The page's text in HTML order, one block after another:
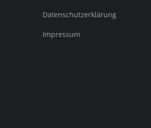
Datenschutzerklärung
Impressum